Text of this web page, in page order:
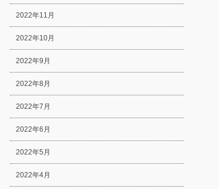
2022年11月
2022年10月
2022年9月
2022年8月
2022年7月
2022年6月
2022年5月
2022年4月